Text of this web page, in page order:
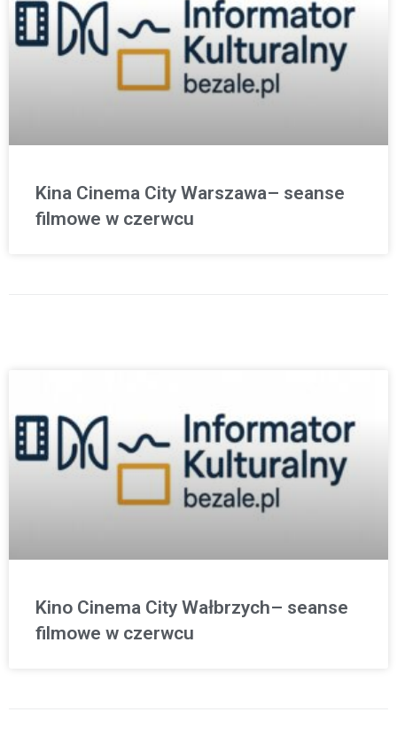
Kina Cinema City Warszawa– seanse
filmowe w czerwcu
Kino Cinema City Wałbrzych– seanse
filmowe w czerwcu